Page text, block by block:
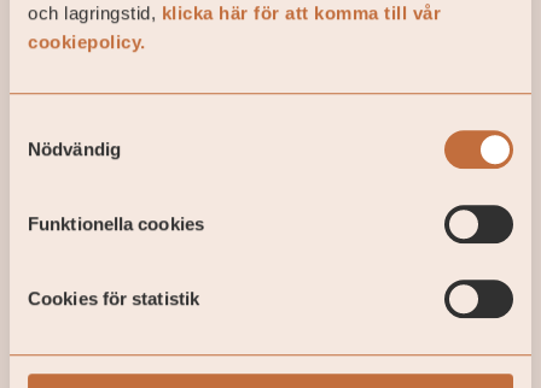
och lagringstid, klicka här för att komma till vår
cookiepolicy.
Nödvändig
Funktionella cookies
Cookies för statistik